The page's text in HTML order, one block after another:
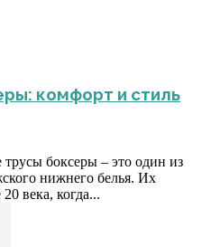
комфорт и стиль
боксеры – это один из
нижнего белья. Их
века, когда...